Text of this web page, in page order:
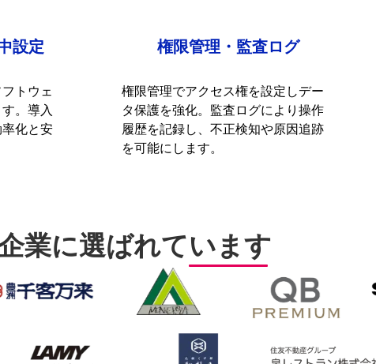
設定
トウェ
。導入
化と安
権限管理・監査ログ
権限管理でアクセス権を設定しデー
タ保護を強化。監査ログにより操作
履歴を記録し、不正検知や原因追跡
を可能にします。
業に選ばれています